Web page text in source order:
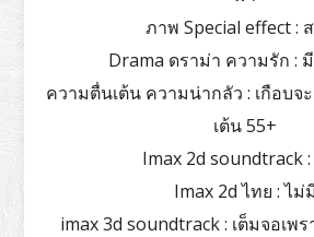
ภาพ Special effect :
Drama ดราม่า ความรัก :
ความตื่นเต้น ความน่ากลัว : เกือบจ
เต้น 55+
Imax 2d soundtrack
Imax 2d ไทย : ไม่
imax 3d soundtrack : เต็มจอเพ